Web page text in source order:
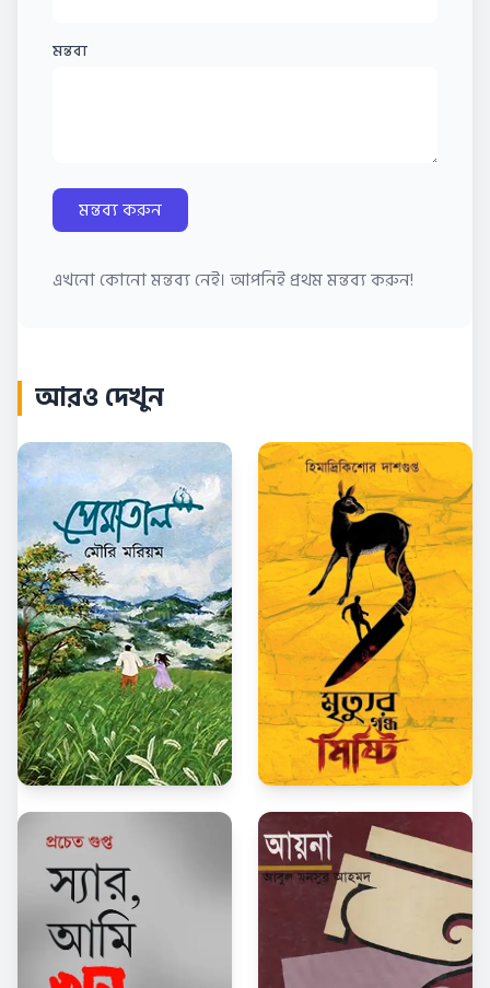
মন্তব্য
মন্তব্য করুন
এখনো কোনো মন্তব্য নেই। আপনিই প্রথম মন্তব্য করুন!
আরও দেখুন